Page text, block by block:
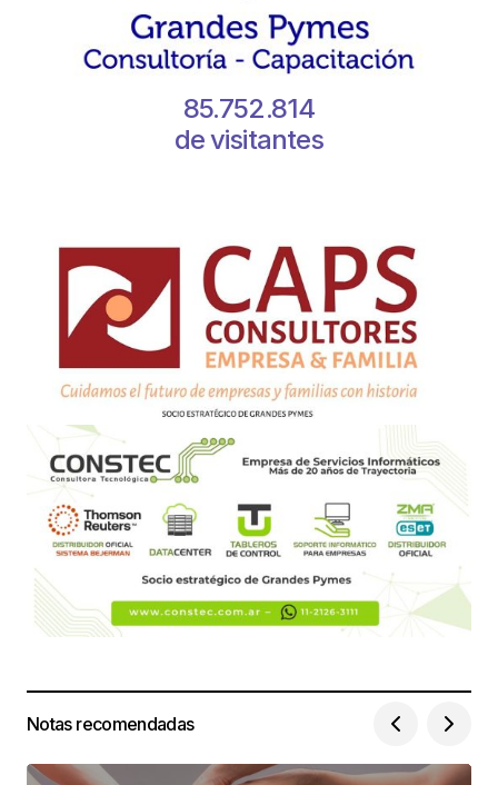
85.752.814
de visitantes
Notas recomendadas